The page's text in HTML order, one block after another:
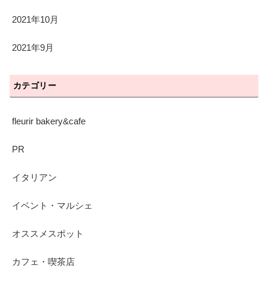
2021年10月
2021年9月
カテゴリー
fleurir bakery&cafe
PR
イタリアン
イベント・マルシェ
オススメスポット
カフェ・喫茶店